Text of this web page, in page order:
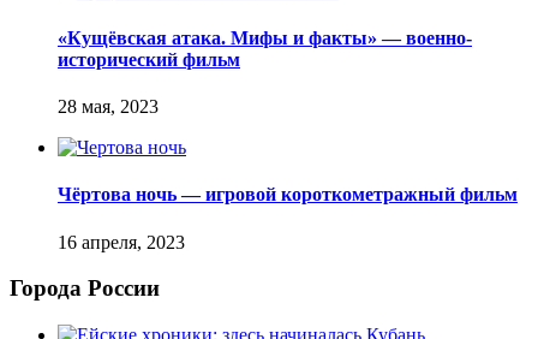
«Кущёвская атака. Мифы и факты» — военно-
исторический фильм
Чёртова ночь — игровой короткометражный фильм
Города России